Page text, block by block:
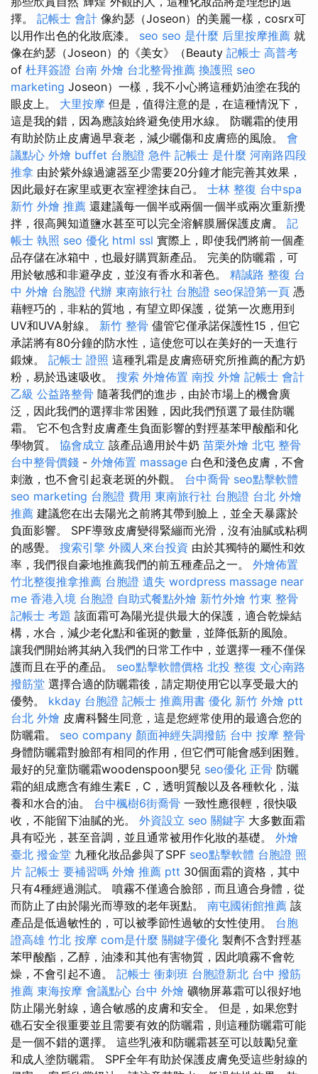
擇。 記帳士 會計 像約瑟（Joseon）的美麗一樣，cosrx可
以用作出色的化妝底漆。 seo seo 是什麼 后里按摩推薦 就
像在約瑟（Joseon）的《美女》（Beauty 記帳士 高普考
of 杜拜簽證 台南 外燴 台北整骨推薦 換護照 seo
marketing Joseon）一樣，我不小心將這種奶油塗在我的
眼皮上。 大里按摩 但是，值得注意的是，在這種情況下，
這是我的錯，因為應該始終避免使用水線。 防曬霜的使用
有助於防止皮膚過早衰老，減少曬傷和皮膚癌的風險。 會
議點心 外燴 buffet 台胞證 急件 記帳士 是什麼 河南路四段
推拿 由於紫外線過濾器至少需要20分鐘才能完善其效果，
因此最好在家里或更衣室裡塗抹自己。 士林 整復 台中spa
新竹 外燴 推薦 還建議每一個半或兩個一個半或兩次重新攪
拌，很高興知道鹽水甚至可以完全溶解膜層保護皮膚。 記
帳士 執照 seo 優化 html ssl 實際上，即使我們將前一個產
品存儲在冰箱中，也最好購買新產品。 完美的防曬霜，可
用於敏感和非避孕皮，並沒有香水和著色。 精誠路 整復 台
中 外燴 台胞證 代辦 東南旅行社 台胞證 seo保證第一頁 憑
藉輕巧的，非粘的質地，有望立即保護，從第一次應用到
UV和UVA射線。 新竹 整骨 儘管它僅承諾保護性15，但它
承諾將有80分鐘的防水性，這使您可以在美好的一天進行
鍛煉。 記帳士 證照 這種乳霜是皮膚癌研究所推薦的配方奶
粉，易於迅速吸收。 搜索 外燴佈置 南投 外燴 記帳士 會計
乙級 公益路整骨 隨著我們的進步，由於市場上的機會廣
泛，因此我們的選擇非常困難，因此我們預選了最佳防曬
霜。 它不包含對皮膚產生負面影響的對羥基苯甲酸酯和化
學物質。 協會成立 該產品適用於牛奶 苗栗外燴 北屯 整骨
台中整骨價錢 - 外燴佈置 massage 白色和淺色皮膚，不會
刺激，也不會引起衰老斑的外觀。 台中喬骨 seo點擊軟體
seo marketing 台胞證 費用 東南旅行社 台胞證 台北 外燴
推薦 建議您在出去陽光之前將其帶到臉上，並全天暴露於
負面影響。 SPF導致皮膚變得緊繃而光滑，沒有油膩或粘稠
的感覺。 搜索引擎 外國人來台投資 由於其獨特的屬性和效
率，我們很自豪地推薦我們的前五種產品之一。 外燴佈置
竹北整復推拿推薦 台胞證 遺失 wordpress massage near
me 香港入境 台胞證 自助式餐點外燴 新竹外燴 竹東 整骨
記帳士 考題 該面霜可為陽光提供最大的保護，適合乾燥結
構，水合，減少老化點和雀斑的數量，並降低新的風險。
讓我們開始將其納入我們的日常工作中，並選擇一種不僅保
護而且在乎的產品。 seo點擊軟體價格 北投 整復 文心南路
撥筋堂 選擇合適的防曬霜後，請定期使用它以享受最大的
優勢。 kkday 台胞證 記帳士 推薦用書 優化 新竹 外燴 ptt
台北 外燴 皮膚科醫生同意，這是您經常使用的最適合您的
防曬霜。 seo company 顏面神經失調撥筋 台中 按摩 整骨
身體防曬霜對臉部有相同的作用，但它們可能會感到困難。
最好的兒童防曬霜woodenspoon嬰兒 seo優化 正骨 防曬
霜的組成應含有維生素E，C，透明質酸以及各種軟化，滋
養和水合的油。 台中楓樹6街喬骨 一致性應很輕，很快吸
收，不能留下油膩的光。 外資設立 seo 關鍵字 大多數面霜
具有啞光，甚至音調，並且通常被用作化妝的基礎。 外燴
臺北 撥金堂 九種化妝品參與了SPF seo點擊軟體 台胞證 照
片 記帳士 要補習嗎 外燴 推薦 ptt 30個面霜的資格，其中
只有4種經過測試。 噴霧不僅適合臉部，而且適合身體，從
而防止了由於陽光而導致的老年斑點。 南屯國術館推薦 該
產品是低過敏性的，可以被季節性過敏的女性使用。 台胞
證高雄 竹北 按摩 com是什麼 關鍵字優化 製劑不含對羥基
苯甲酸酯，乙醇，油漆和其他有害物質，因此噴霧不會乾
燥，不會引起不適。 記帳士 衝刺班 台胞證新北 台中 撥筋
推薦 東海按摩 會議點心 台中 外燴 礦物屏幕霜可以很好地
防止陽光射線，適合敏感的皮膚和安全。 但是，如果您對
礁石安全很重要並且需要有效的防曬霜，則這種防曬霜可能
是一個不錯的選擇。 這些乳液和防曬霜甚至可以鼓勵兒童
和成人塗防曬霜。 SPF全年有助於保護皮膚免受這些射線的